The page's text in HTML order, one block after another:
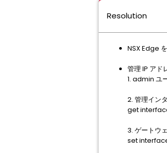
Resolution
NSX Edge
管理 IP アド
1. admin ユ
2. 管理イン
get
3. ゲートウ
set